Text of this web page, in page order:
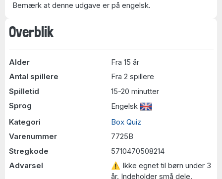
Overblik
Alder
Fra 15 år
Antal spillere
Fra 2 spillere
Spilletid
15-20 minutter
Sprog
Engelsk
Kategori
Box Quiz
Varenummer
7725B
Stregkode
5710470508214
Advarsel
⚠ Ikke egnet til børn under 3
år. Indeholder små dele.
Bemærk at denne udgave er på engelsk.